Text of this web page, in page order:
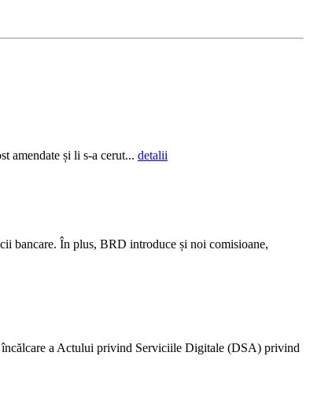
amendate și li s-a cerut... detalii
bancare. În plus, BRD introduce și noi comisioane,
încălcare a Actului privind Serviciile Digitale (DSA) privind